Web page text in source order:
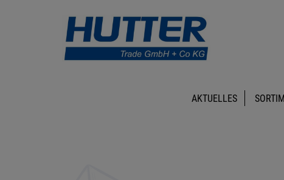
AKTUELLES